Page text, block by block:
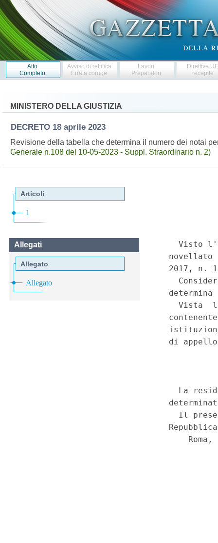
Atto
Completo
Avviso di rettifica
Errata corrige
Lavori
Preparatori
Direttive
recepite
MINISTERO DELLA GIUSTIZIA
DECRETO 18 aprile 2023
Revisione della tabella che determina il numero dei notai
Generale n.108 del 10-05-2023 - Suppl. Straordinario n. 2)